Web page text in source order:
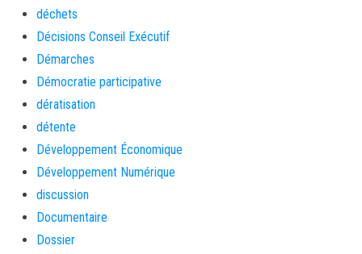
déchets
Décisions Conseil Exécutif
Démarches
Démocratie participative
dératisation
détente
Développement Économique
Développement Numérique
discussion
Documentaire
Dossier